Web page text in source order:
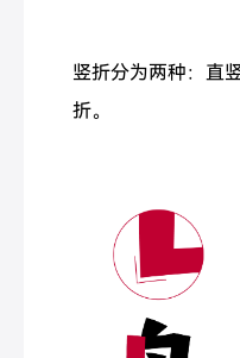
竖折分为两种：直
折。